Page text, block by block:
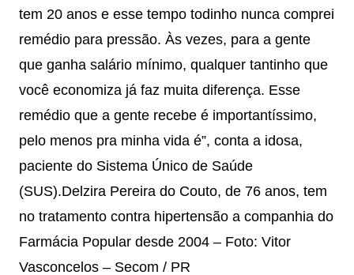
tem 20 anos e esse tempo todinho nunca comprei
remédio para pressão. Às vezes, para a gente
que ganha salário mínimo, qualquer tantinho que
você economiza já faz muita diferença. Esse
remédio que a gente recebe é importantíssimo,
pelo menos pra minha vida é”, conta a idosa,
paciente do Sistema Único de Saúde
(SUS).Delzira Pereira do Couto, de 76 anos, tem
no tratamento contra hipertensão a companhia do
Farmácia Popular desde 2004 – Foto: Vitor
Vasconcelos – Secom / PR